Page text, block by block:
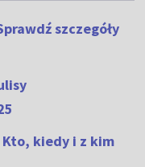
szczegóły
kiedy i z kim